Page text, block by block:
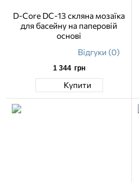
D-Core DC-13 скляна мозаїка
для басейну на паперовій
основі
Відгуки (0)
1 344 грн
Купити